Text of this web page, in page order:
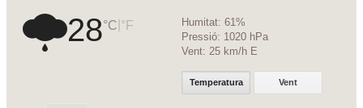
28°C °F Humitat: 61%
Pressió: 1020 hPa
Vent: 25 km/h E
Temperatura Vent